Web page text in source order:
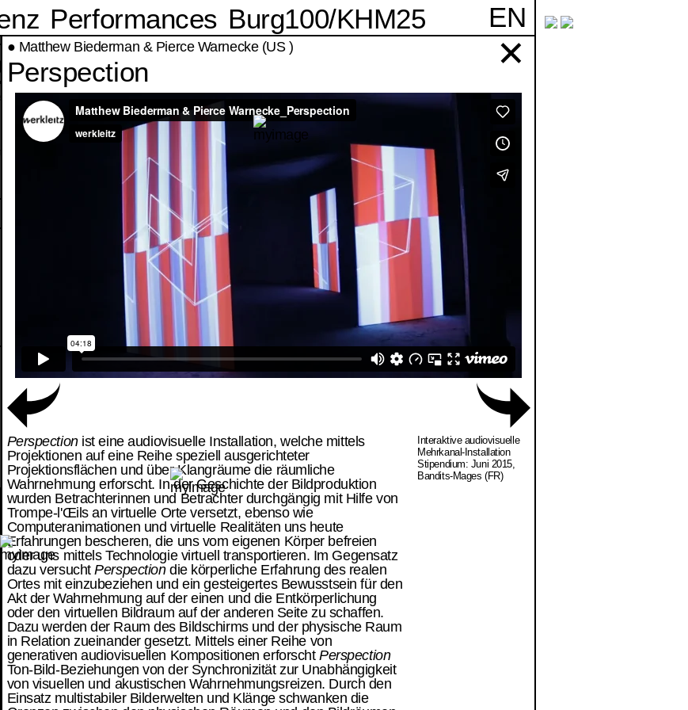
EN
Performances Burg100/KHM25
Datenschutzerklärung
The European Commission support for the
production of this publication does not
authors, and the Commission cannot be
held responsi­ble for any use which may
be made of the information contained
therein.
Partner
✕
● Matthew Biederman & Pierce Warnecke (US )
Perspection
Perspectionist eine audiovisuelle Installation, welche mittels
Projektionen auf eine Reihe speziell ausgerichteter
Projektionsflächen und über Klangräume die räumliche
Wahrnehmung erforscht. In der Geschichte der Bildproduktion
wurden Betrachterinnen und Betrachter durchgängig mit Hilfe von
Trompe-l'Œils an virtuelle Orte versetzt, ebenso wie
Computeranimationen und virtuelle Realitäten uns heute
Erfahrungen bescheren, die uns vom eigenen Körper befreien
oder uns mittels Technologie virtuell transportieren. Im Gegensatz
dazu versuchtPerspectiondie körperliche Erfahrung des realen
Ortes mit einzubeziehen und ein gesteigertes Bewusstsein für den
Akt der Wahrnehmung auf der einen und die Entkörperlichung
oder den virtuellen Bildraum auf der anderen Seite zu schaffen.
Dazu werden der Raum des Bildschirms und der physische Raum
in Relation zueinander gesetzt. Mittels einer Reihe von
generativen audiovisuellen Kompositionen erforschtPerspection
Ton-Bild-Beziehungen von der Synchronizität zur Unabhängigkeit
von visuellen und akustischen Wahrnehmungsreizen. Durch den
Einsatz multistabiler Bilderwelten und Klänge schwanken die
Interaktive audiovisuelle
Mehrkanal-Installation
Stipendium: Juni 2015,
Bandits-Mages (FR)